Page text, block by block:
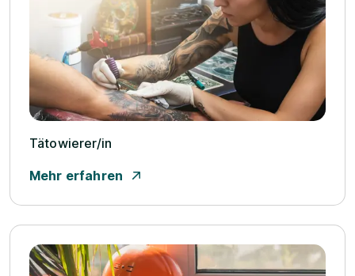
Tätowierer/­in
Mehr erfahren